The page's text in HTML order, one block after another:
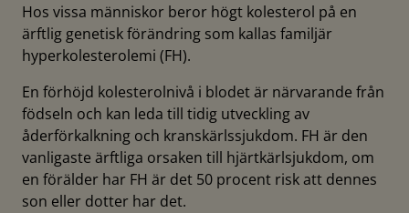
Hos vissa människor beror högt kolesterol på en
ärftlig genetisk förändring som kallas familjär
hyperkolesterolemi (FH).
En förhöjd kolesterolnivå i blodet är närvarande från
födseln och kan leda till tidig utveckling av
åderförkalkning och kranskärlssjukdom. FH är den
vanligaste ärftliga orsaken till hjärtkärlsjukdom, om
en förälder har FH är det 50 procent risk att dennes
son eller dotter har det.